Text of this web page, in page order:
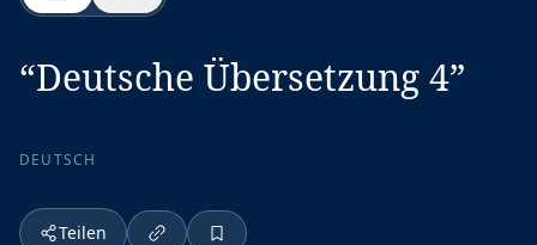
“Deutsche Übersetzung 4”
DEUTSCH
Teilen